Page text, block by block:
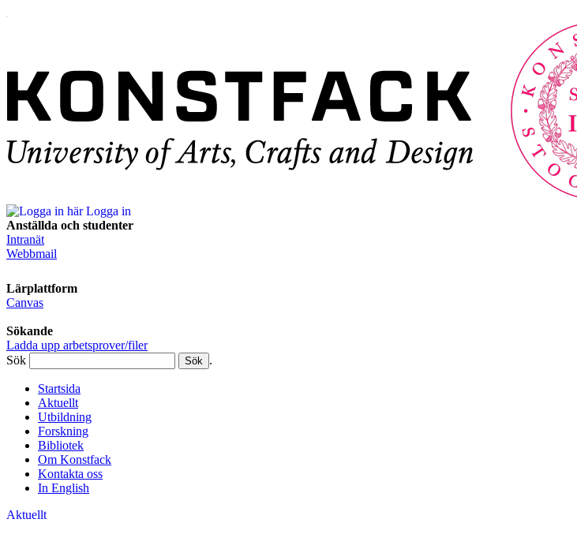
Logga in
Anställda och studenter
Intranät
Webbmail
Lärplattform
Canvas
Sökande
Ladda upp arbetsprover/filer
Sök
.
Startsida
Aktuellt
Utbildning
Forskning
Bibliotek
Om Konstfack
Kontakta oss
In English
Aktuellt